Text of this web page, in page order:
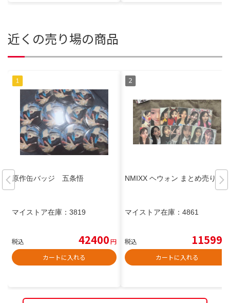
近くの売り場の商品
原作缶バッジ 五条悟
マイストア在庫： 3819
税込 42400円
カートに入れる
NMIXX ヘウォン まとめ売り
マイストア在庫： 4861
税込 11599
カートに入れる